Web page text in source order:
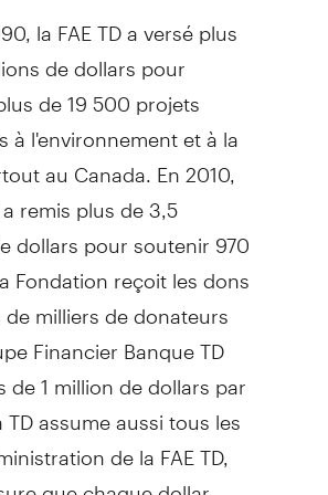
la FAE TD a versé plus
de dollars pour
de 19 500 projets
à l'environnement et à la
au Canada. En 2010,
a remis plus de 3,5
dollars pour soutenir 970
Fondation reçoit les dons
milliers de donateurs
Financier Banque TD
de 1 million de dollars par
assume aussi tous les
de la FAE TD,
que chaque dollar